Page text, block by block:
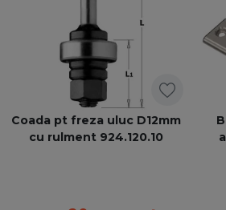
Coada pt freza uluc D12mm
cu rulment 924.120.10